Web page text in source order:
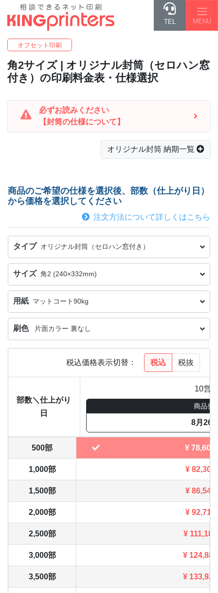
TEL MENU
オフセット印刷
角2サイズ | オリジナル封筒（セロハン窓
付き）の印刷料金表・仕様選択
必ずお読みください
【封筒の仕様について】
オリジナル封筒 納期一覧
商品のご希望の仕様を選択後、部数（仕上がり日）
から価格を選択してください
注文方法について詳しくはこちら
タイプ オリジナル封筒（セロハン窓付き）
サイズ 角2 (240×332mm)
用紙 マットコート90kg
刷色 片面カラー 裏なし
税込価格表示切替： 税込 税抜
部数＼仕上がり
日
10営
商品発
8月26
500部 ¥ 78,606
1,000部 ¥ 82,302
1,500部 ¥ 86,548
2,000部 ¥ 92,719
2,500部 ¥ 111,188
3,000部 ¥ 124,883
3,500部 ¥ 133,925